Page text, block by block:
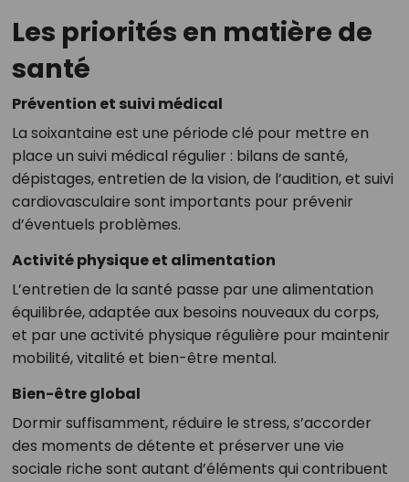
Les priorités en matière de
santé
Prévention et suivi médical
La soixantaine est une période clé pour mettre en
place un suivi médical régulier : bilans de santé,
dépistages, entretien de la vision, de l’audition, et suivi
cardiovasculaire sont importants pour prévenir
d’éventuels problèmes.
Activité physique et alimentation
L’entretien de la santé passe par une alimentation
équilibrée, adaptée aux besoins nouveaux du corps,
et par une activité physique régulière pour maintenir
mobilité, vitalité et bien-être mental.
Bien-être global
Dormir suffisamment, réduire le stress, s’accorder
des moments de détente et préserver une vie
sociale riche sont autant d’éléments qui contribuent